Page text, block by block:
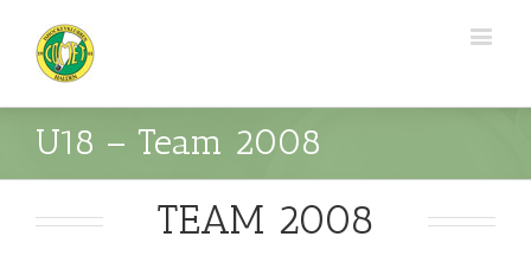
U18 – Team 2008
TEAM 2008